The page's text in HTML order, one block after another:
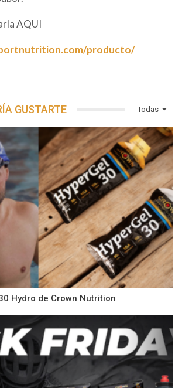
AQUI
producto/
Todas
GUSTARTE
Hydro de Crown Nutrition